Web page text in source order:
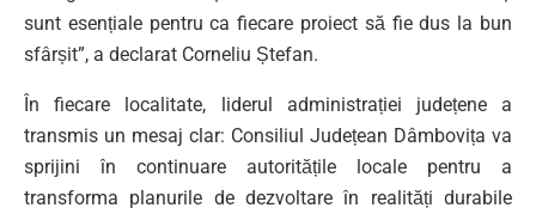
sunt esențiale pentru ca fiecare proiect să fie dus la bun
sfârșit”, a declarat Corneliu Ștefan.
În fiecare localitate, liderul administrației județene a
transmis un mesaj clar: Consiliul Județean Dâmbovița va
sprijini în continuare autoritățile locale pentru a
transforma planurile de dezvoltare în realități durabile